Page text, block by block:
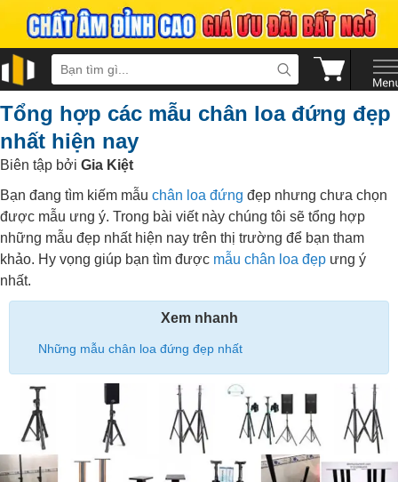
Tổng hợp các mẫu chân loa đứng đẹp
nhất hiện nay
Biên tập bởi Gia Kiệt
Bạn đang tìm kiếm mẫu chân loa đứng đẹp nhưng chưa chọn
được mẫu ưng ý. Trong bài viết này chúng tôi sẽ tổng hợp
những mẫu đẹp nhất hiện nay trên thị trường để bạn tham
khảo. Hy vọng giúp bạn tìm được mẫu chân loa đẹp ưng ý
nhất.
Xem nhanh
Những mẫu chân loa đứng đẹp nhất